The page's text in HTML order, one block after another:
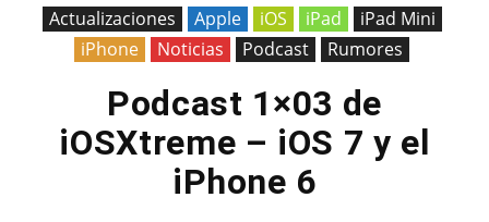
Actualizaciones Apple iOS iPad
iPad Mini
iPhone
Noticias Podcast Rumores
Podcast 1×03 de
iOSXtreme – iOS 7 y el
iPhone 6